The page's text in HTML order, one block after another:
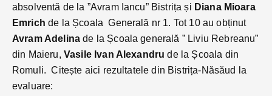
absolventă de la ”Avram Iancu” Bistrița și Diana Mioara
Emrich de la Școala Generală nr 1. Tot 10 au obținut
Avram Adelina de la Școala generală ” Liviu Rebreanu”
din Maieru, Vasile Ivan Alexandru de la Școala din
Romuli. Citește aici rezultatele din Bistrița-Năsăud la
evaluare: